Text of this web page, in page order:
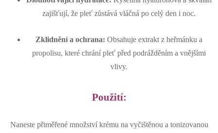
zajišťují, že pleť zůstává vláčná po celý den i noc.
Zklidnění a ochrana: Obsahuje extrakt z heřmánku a
propolisu, které chrání pleť před podrážděním a vnějšími
vlivy.
Použití:
Naneste přiměřené množství krému na vyčištěnou a tonizovanou